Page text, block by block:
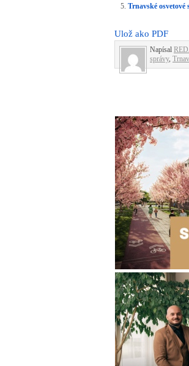
Trnavské
Ulož ako PDF
Napísal
správy,